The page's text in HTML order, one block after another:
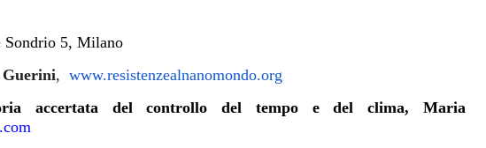
Sondrio 5, Milano
, www.resistenzealnanomondo.org
accertata del controllo del tempo e del clima, Maria